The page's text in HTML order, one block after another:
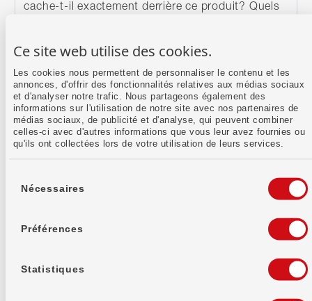
Ce site web utilise des cookies.
Les cookies nous permettent de personnaliser le contenu et les
annonces, d'offrir des fonctionnalités relatives aux médias sociaux
et d'analyser notre trafic. Nous partageons également des
informations sur l'utilisation de notre site avec nos partenaires de
médias sociaux, de publicité et d'analyse, qui peuvent combiner
celles-ci avec d'autres informations que vous leur avez fournies ou
qu'ils ont collectées lors de votre utilisation de leurs services.
Nécessaires
Préférences
Statistiques
cache-t-il exactement derrière ce produit? Quels
Écrit par :
Rebecca Reif
La Banque WIR poursuit sa croissance
25.07.2025
Au premier semestre 2025, la Banque WIR réalise
un bénéfice de 13,4 millions de francs, en hausse
partie de la banque, franchissent la barre
Continuer à lire